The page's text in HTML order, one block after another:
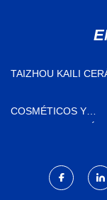
TAIZHOU KAILI CERÁMICA
COSMÉTICOS Y